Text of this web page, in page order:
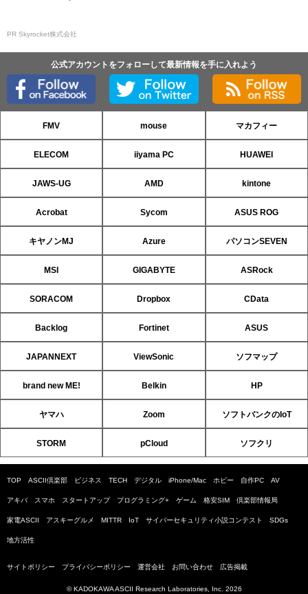
PR Skyrocket株式会社
公式アカウントをフォローして最新情報を手に入れよう
FMV mouse マカフィー
ELECOM iiyama PC HUAWEI
JAWS-UG AMD kintone
Acrobat Sycom ASUS ROG
キヤノンMJ Azure パソコンSEVEN
MSI GIGABYTE ASRock
SORACOM Dropbox CData
Backlog Fortinet ASUS
JAPANNEXT ViewSonic ソフマップ
brand new ME! Belkin HP
ヤマハ Zoom ソフトバンクのIoT
STORM pCloud ソフクリ
TOP ASCII倶楽部 ビジネス TECH デジタル iPhone/Mac ホビー 自作PC AV
アキバ スマホ スタートアップ プログラミング+ ゲーム 格安SIM 倶楽部情報局
家電ASCII アスキーグルメ MITTR IoT サイバーセキュリティ小説コンテスト SDGs
地方活性
サイトポリシー プライバシーポリシー 運営会社 お問い合わせ 広告掲載
© KADOKAWA ASCII Research Laboratories, Inc. 2026